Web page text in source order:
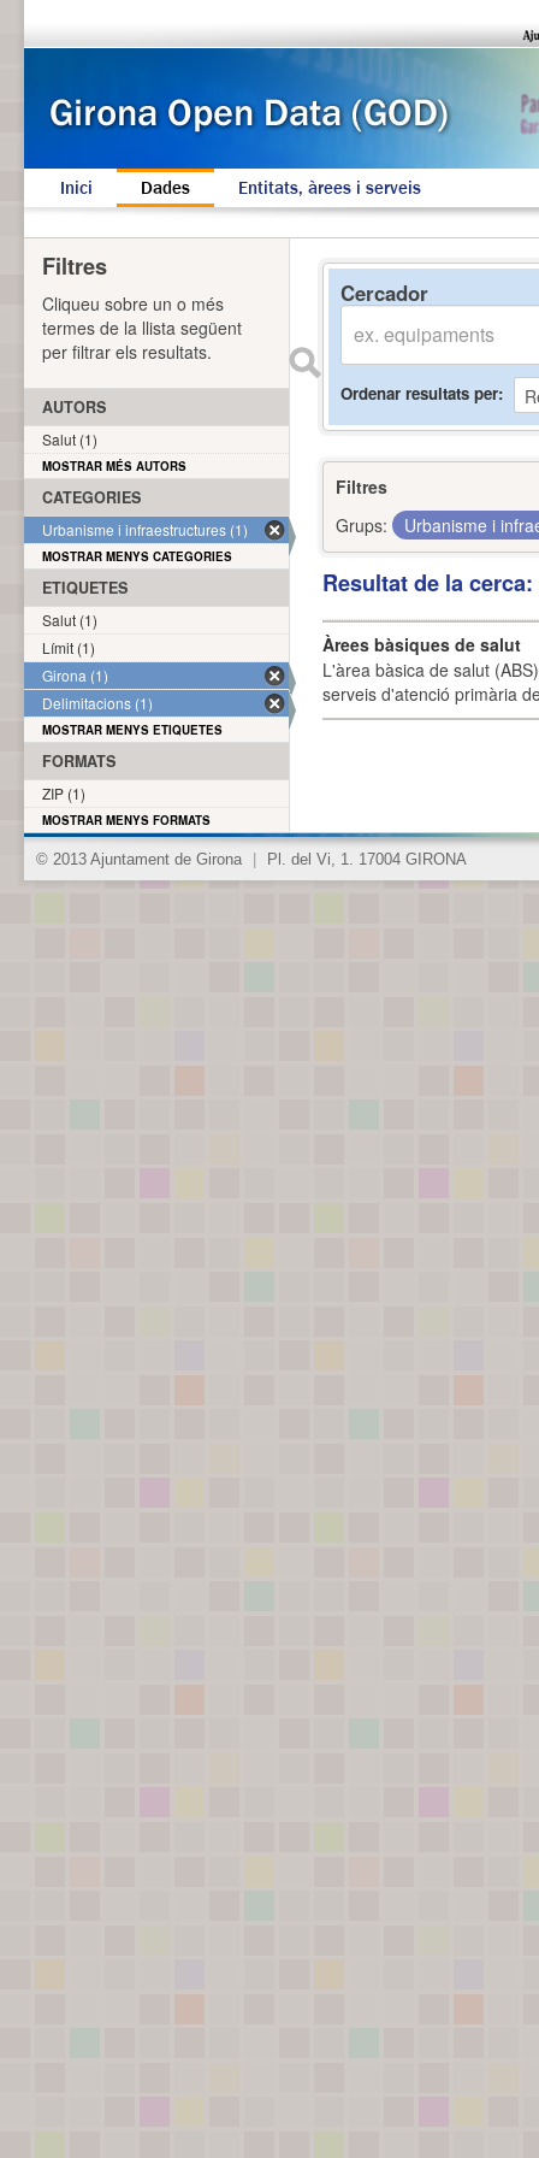
Inici Dades Entitats, àrees i serveis
Cercador
Ordenar resultats per
Filtres
Grups:
Urbanisme i
Resultat de la
Àrees bàsiques de salut
L'àrea bàsica de salut
serveis d'atenció primària
Filtres
Cliqueu sobre un o més
termes de la llista següent
per filtrar els resultats.
AUTORS
Salut (1)
MOSTRAR MÉS AUTORS
CATEGORIES
Urbanisme i infraestructures (1)
MOSTRAR MENYS CATEGORIES
ETIQUETES
Salut (1)
Límit (1)
Girona (1)
Delimitacions (1)
MOSTRAR MENYS ETIQUETES
FORMATS
ZIP (1)
MOSTRAR MENYS FORMATS
© 2013 Ajuntament de Girona Pl. del Vi, 1. 17004 GIRONA